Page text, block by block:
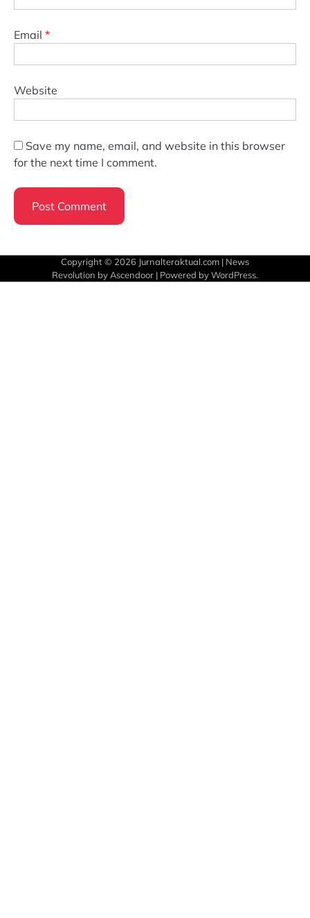
Email *
Website
Save my name, email, and website in this browser
for the next time I comment.
Copyright © 2026 Jurnalteraktual.com | News
Revolution byAscendoor | Powered byWordPress.